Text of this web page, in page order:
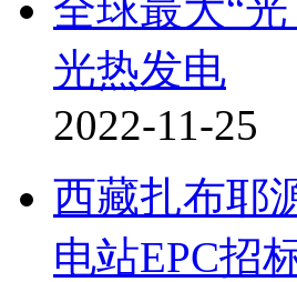
光热发电
2022-11-25
西藏扎布耶
电站EPC招